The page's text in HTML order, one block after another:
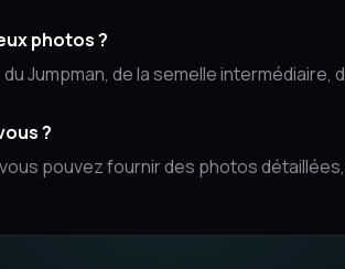
photos ?
Jumpman, de la semelle intermédiaire,
?
pouvez fournir des photos